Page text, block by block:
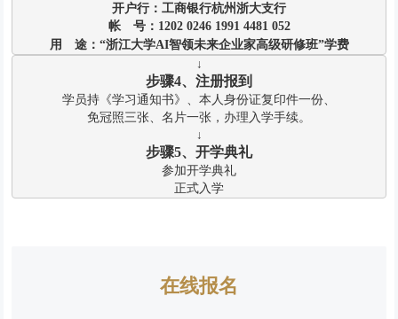
开户行：工商银行杭州浙大支行
帐　号：1202 0246 1991 4481 052
用　途：“浙江大学AI智领未来企业家高级研修班”学费
步骤4、注册报到
学员持《学习通知书》、本人身份证复印件一份、
免冠照三张、名片一张，办理入学手续。
步骤5、开学典礼
参加开学典礼
正式入学
在线报名